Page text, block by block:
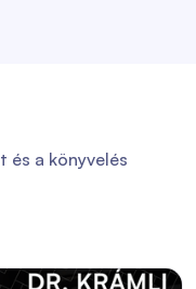
és a könyvelés